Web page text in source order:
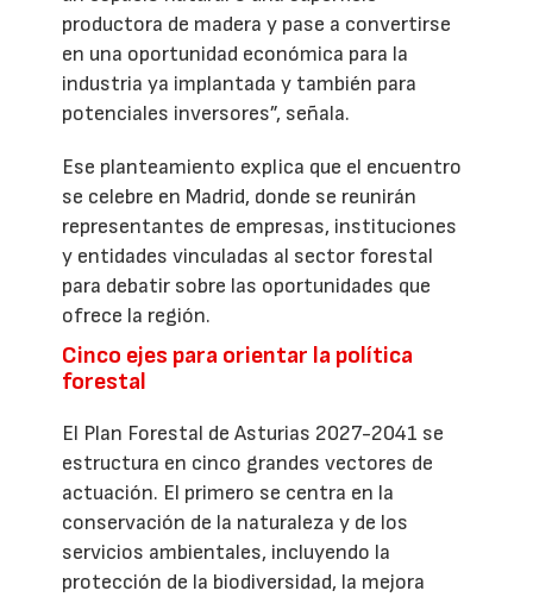
productora de madera y pase a convertirse
en una oportunidad económica para la
industria ya implantada y también para
potenciales inversores”, señala.
Ese planteamiento explica que el encuentro
se celebre en Madrid, donde se reunirán
representantes de empresas, instituciones
y entidades vinculadas al sector forestal
para debatir sobre las oportunidades que
ofrece la región.
Cinco ejes para orientar la política
forestal
El Plan Forestal de Asturias 2027-2041 se
estructura en cinco grandes vectores de
actuación. El primero se centra en la
conservación de la naturaleza y de los
servicios ambientales, incluyendo la
protección de la biodiversidad, la mejora